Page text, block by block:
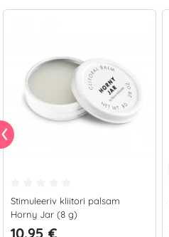
Stimuleeriv kliitori palsam
Horny Jar (8 g)
10.95 €